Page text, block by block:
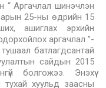
“ Аргачлал шинэчлэн
25-ны өдрийн 15
ашиглах эрхийн
аргачлал ”-
батлагдсантай
сайдын 2015
болгожээ. Энэхүү
хуульд заасны